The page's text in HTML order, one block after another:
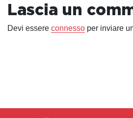
Lascia un
Devi essere connesso per inviare